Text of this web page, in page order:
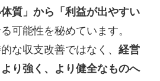
体質」から「利益が出やすい
可能性を秘めています。
な収支改善ではなく、 経営
り強く、より健全なものへ